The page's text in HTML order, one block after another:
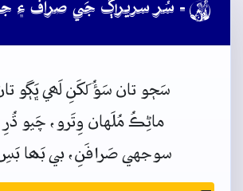
 - سُر سريراڳ جَي صراف ۽
سَڄو تان سَؤُلَکَنِ لَھي ڀَڳو
ماڻِڪُمُلَهان وِتَرو، چَيو ڌُرِ
سوجهي صَرافَنِ، بي بَھا